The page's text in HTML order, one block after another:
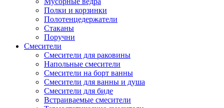
Полки и корзинки
Полотенцедержатели
Стаканы
Поручни
Смесители
Смесители для раковины
Напольные смесители
Смесители на борт ванны
Смесители для ванны и душа
Смесители для биде
Встраиваемые смесители